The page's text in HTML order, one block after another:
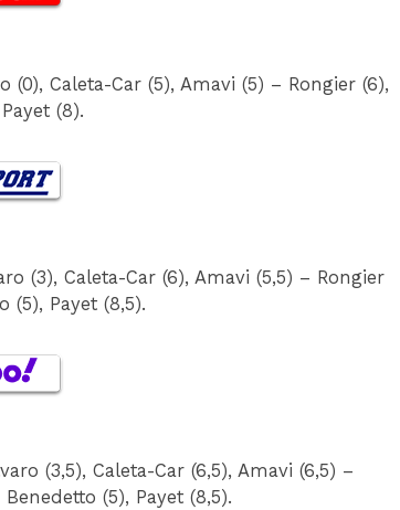
(0), Caleta-Car (5), Amavi (5) – Rongier (6),
(8).
(3), Caleta-Car (6), Amavi (5,5) – Rongier
(5), Payet (8,5).
(3,5), Caleta-Car (6,5), Amavi (6,5) –
(5), Payet (8,5).